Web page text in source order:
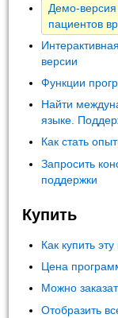
Демо-
пациентов
версии
Функции
Найти
языке.
Как стать
Запросить
поддержки
Купить
Как купить
Цена
Можно
Отобразить